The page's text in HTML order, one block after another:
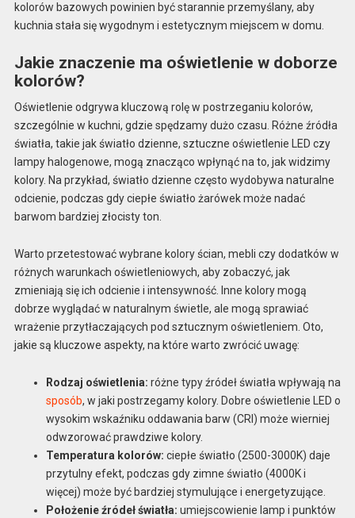
kolorów bazowych powinien być starannie przemyślany, aby
kuchnia stała się wygodnym i estetycznym miejscem w domu.
Jakie znaczenie ma oświetlenie w doborze
kolorów?
Oświetlenie odgrywa kluczową rolę w postrzeganiu kolorów,
szczególnie w kuchni, gdzie spędzamy dużo czasu. Różne źródła
światła, takie jak światło dzienne, sztuczne oświetlenie LED czy
lampy halogenowe, mogą znacząco wpłynąć na to, jak widzimy
kolory. Na przykład, światło dzienne często wydobywa naturalne
odcienie, podczas gdy ciepłe światło żarówek może nadać
barwom bardziej złocisty ton.
Warto przetestować wybrane kolory ścian, mebli czy dodatków w
różnych warunkach oświetleniowych, aby zobaczyć, jak
zmieniają się ich odcienie i intensywność. Inne kolory mogą
dobrze wyglądać w naturalnym świetle, ale mogą sprawiać
wrażenie przytłaczających pod sztucznym oświetleniem. Oto,
jakie są kluczowe aspekty, na które warto zwrócić uwagę:
Rodzaj oświetlenia: różne typy źródeł światła wpływają na
sposób, w jaki postrzegamy kolory. Dobre oświetlenie LED o
wysokim wskaźniku oddawania barw (CRI) może wierniej
odwzorować prawdziwe kolory.
Temperatura kolorów: ciepłe światło (2500-3000K) daje
przytulny efekt, podczas gdy zimne światło (4000K i
więcej) może być bardziej stymulujące i energetyzujące.
Położenie źródeł światła: umiejscowienie lamp i punktów